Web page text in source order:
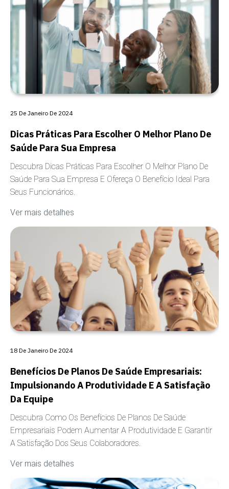
CARÊNCIA
Dicas Práticas Para Escolher O Melhor Plano De
Saúde Para Sua Empresa
Descubra Dicas Práticas Para Escolher O Melhor Plano De
Saúde Para Sua Empresa E Ofereça O Benefício Ideal Para
Seus Funcionários.
Ver mais detalhes
25 De Janeiro De 2024
Benefícios De Planos De Saúde Empresariais:
Impulsionando A Produtividade E A Satisfação
Da Equipe
Descubra Como Os Benefícios De Planos De Saúde
Empresariais Podem Aumentar A Produtividade E Garantir
A Satisfação Dos Seus Colaboradores.
Ver mais detalhes
18 De Janeiro De 2024